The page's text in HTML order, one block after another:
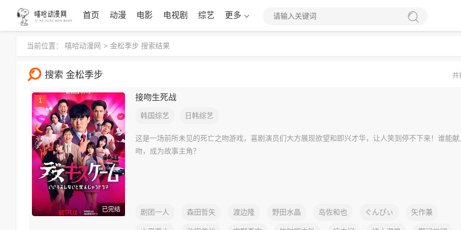
首页 动漫 电影 电视剧 综艺 更多
当前位置： 嘻哈动漫网 > 金松季步 搜索结果
搜索 金松季步 共
已完结
1 接吻生死战
韩国综艺 日韩综艺
这是一场前所未见的死亡之吻游戏，喜剧演员们大方展现欲望和即兴才华，让人笑到停不下来！谁能
吻，成为故事主角？
剧团一人 森田哲矢 渡边隆 野田水晶 岛佐和也 ぐんぴぃ 矢作兼